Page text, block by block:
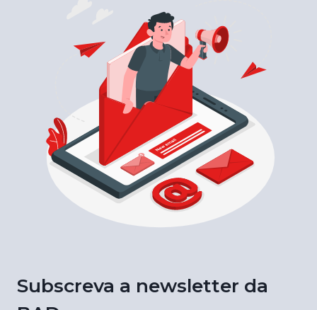
Subscreva a newsletter da